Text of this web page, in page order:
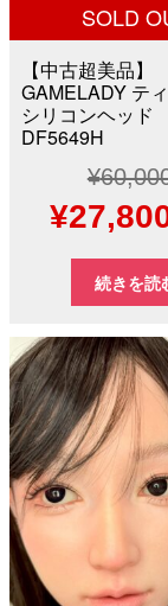
SOLD
【中古超美品】
GAMELADY テ
シリコンヘッド
DF5649H
¥
元
の
価
格
は
で
し
た。
¥
続きを読